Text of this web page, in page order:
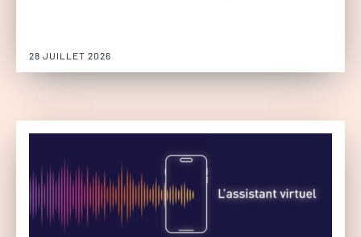
28 JUILLET 2026